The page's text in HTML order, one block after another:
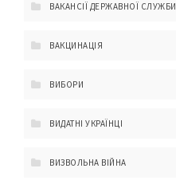
ВАКАНСІЇ ДЕРЖАВНОЇ СЛУЖБИ
ВАКЦИНАЦІЯ
ВИБОРИ
ВИДАТНІ УКРАЇНЦІ
ВИЗВОЛЬНА ВІЙНА